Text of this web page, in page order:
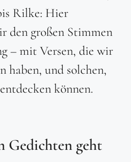
Rilke: Hier
den großen Stimmen
– mit Versen, die wir
haben, und solchen,
können.
Gedichten geht